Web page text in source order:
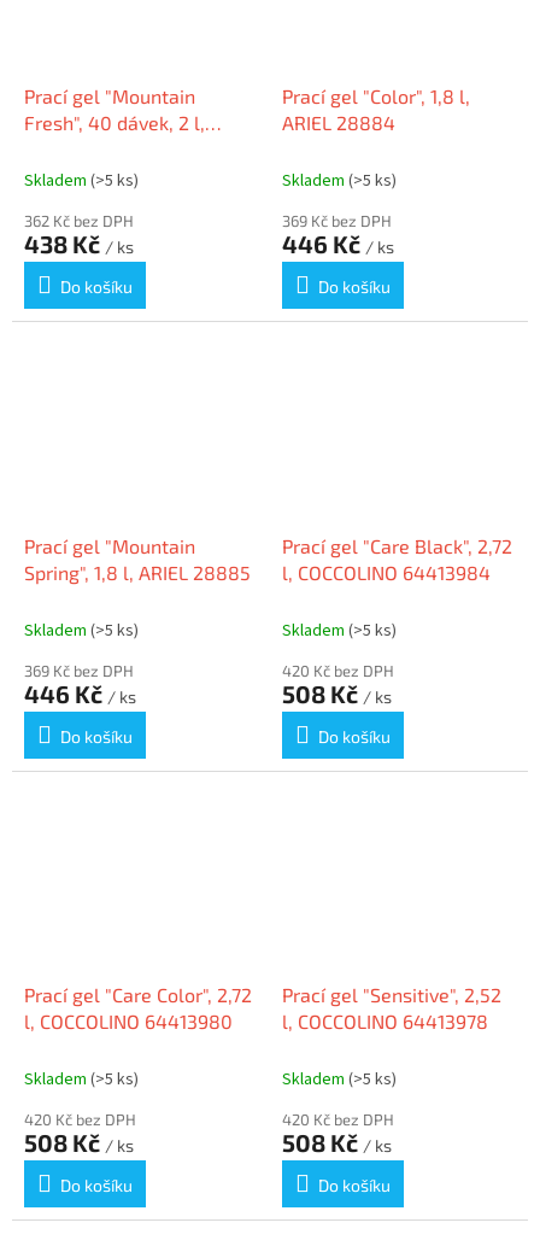
Prací gel "Mountain
Fresh", 40 dávek, 2 l,
Skladem (>5 ks)
362 Kč bez DPH
438 Kč / ks
Do košíku
Prací gel "Color", 1,8 l,
ARIEL 28884
Skladem (>5 ks)
369 Kč bez DPH
446 Kč / ks
Do košíku
Prací gel "Mountain
Spring", 1,8 l, ARIEL 28885
Skladem (>5 ks)
369 Kč bez DPH
446 Kč / ks
Do košíku
Prací gel "Care Black", 2,72
l, COCCOLINO 64413984
Skladem (>5 ks)
420 Kč bez DPH
508 Kč / ks
Do košíku
Prací gel "Care Color", 2,72
l, COCCOLINO 64413980
Skladem (>5 ks)
420 Kč bez DPH
508 Kč / ks
Do košíku
Prací gel "Sensitive", 2,52
l, COCCOLINO 64413978
Skladem (>5 ks)
420 Kč bez DPH
508 Kč / ks
Do košíku